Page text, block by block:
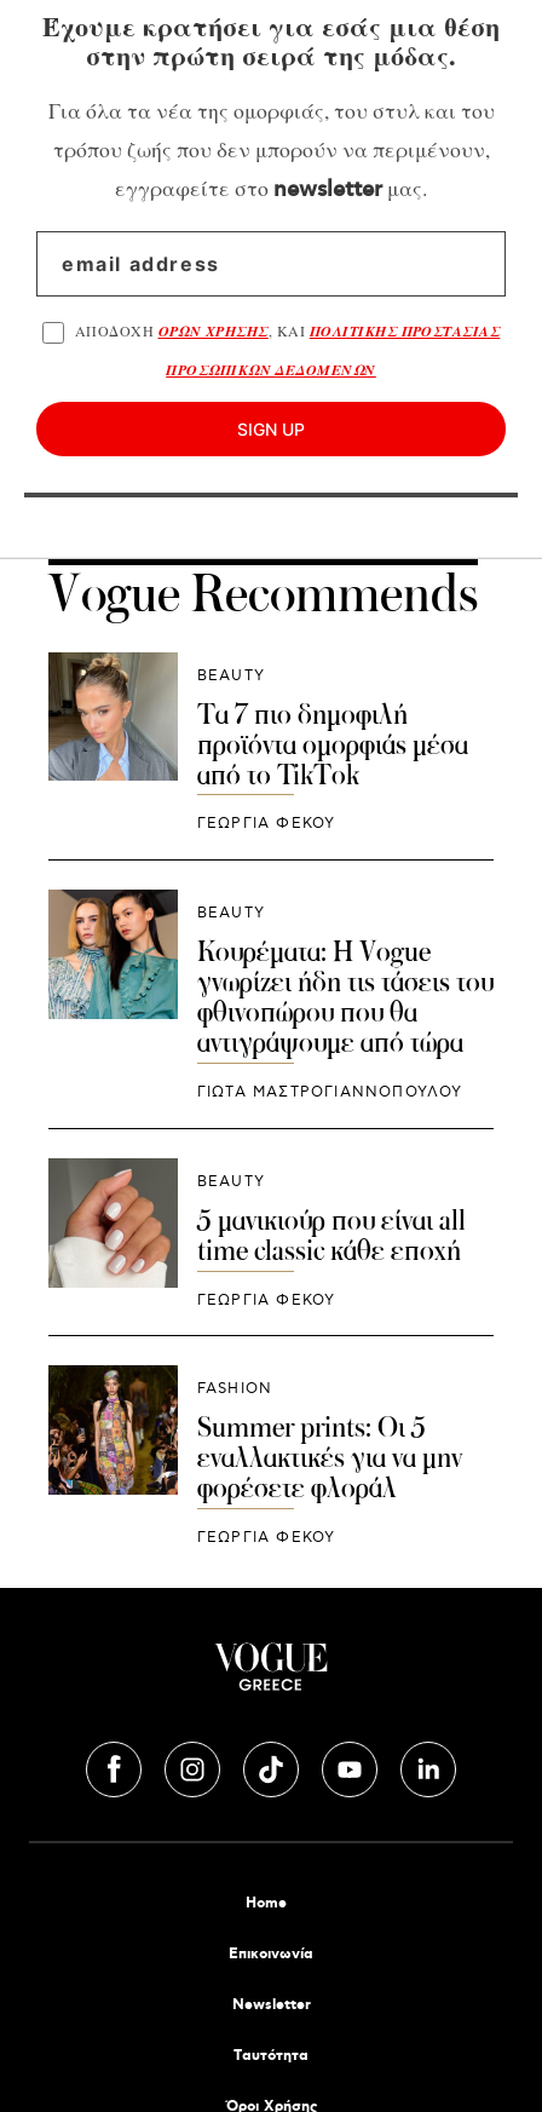
Έχουμε κρατήσει για εσάς μια θέση
στην πρώτη σειρά της μόδας.
Για όλα τα νέα της ομορφιάς, του στυλ και του
τρόπου ζωής που δεν μπορούν να περιμένουν,
εγγραφείτε στο newsletterμας.
ΑΠΟΔΟΧΗ ΟΡΩΝ ΧΡΗΣΗΣ, ΚΑΙ ΠΟΛΙΤΙΚΗΣ ΠΡΟΣΤΑΣΙΑΣ
ΠΡΟΣΩΠΙΚΩΝ ΔΕΔΟΜΕΝΩΝ
SIGN UP
Vogue Recommends
BEAUTY
Τα 7 πιο δημοφιλή
προϊόντα ομορφιάς μέσα
από το TikTok
ΓΕΩΡΓΙΑ ΦΕΚΟΥ
BEAUTY
Κουρέματα: Η Vogue
γνωρίζει ήδη τις τάσεις του
φθινοπώρου που θα
αντιγράψουμε από τώρα
ΓΙΩΤΑ ΜΑΣΤΡΟΓΙΑΝΝΟΠΟΥΛΟΥ
BEAUTY
5 μανικιούρ που είναι all
time classic κάθε εποχή
ΓΕΩΡΓΙΑ ΦΕΚΟΥ
FASHION
Summer prints: Οι 5
εναλλακτικές για να μην
φορέσετε φλοράλ
ΓΕΩΡΓΙΑ ΦΕΚΟΥ
Home
Επικοινωνία
Newsletter
Tαυτότητα
Όροι Χρήσης